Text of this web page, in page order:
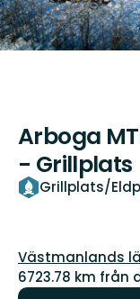
Arboga
- Grillplats
Grillplats/
Län:
Västmanlands
6723.78 km från